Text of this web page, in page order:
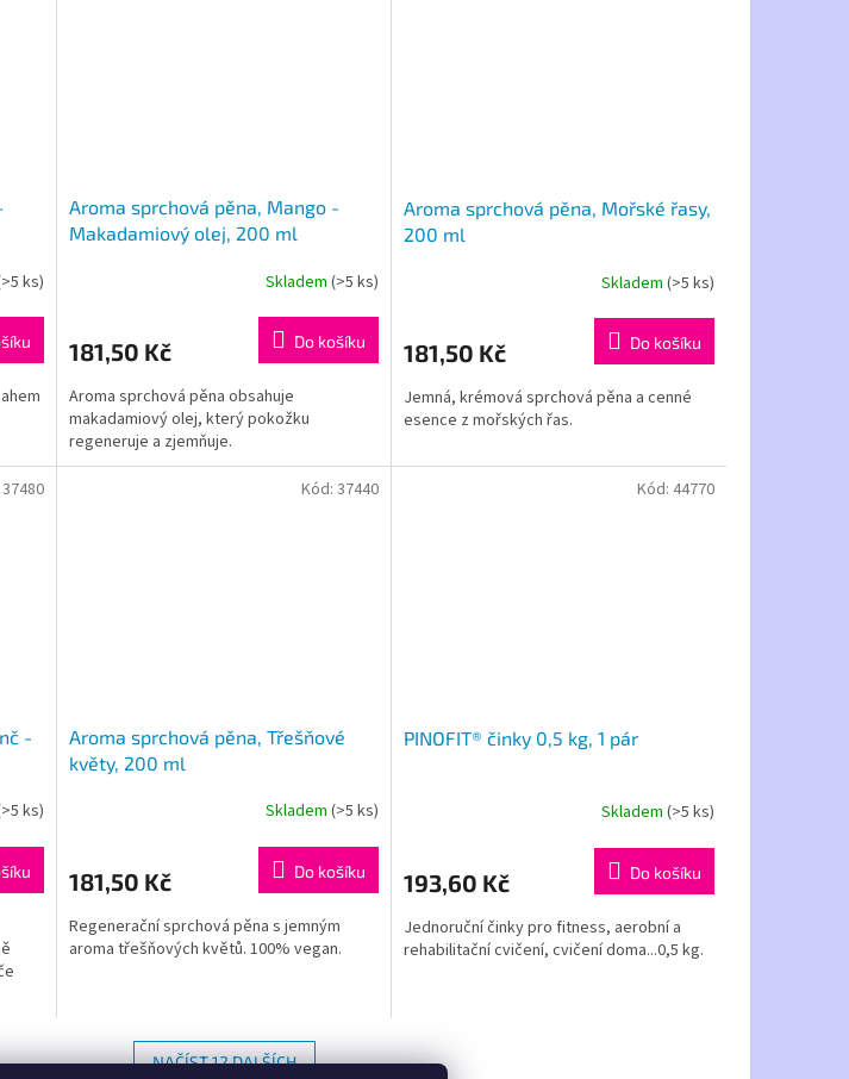
ks)
Aroma sprchová pěna, Mango -
Makadamiový olej, 200 ml
Skladem (>5 ks)
181,50 Kč Do košíku
Aroma sprchová pěna obsahuje
makadamiový olej, který pokožku
regeneruje a zjemňuje.
Aroma sprchová pěna, Mořské řasy,
200 ml
Skladem (>5 ks)
181,50 Kč Do košíku
Jemná, krémová sprchová pěna a cenné
esence z mořských řas.
-
ks)
37480
Aroma sprchová pěna, Třešňové
květy, 200 ml
Skladem (>5 ks)
181,50 Kč Do košíku
Regenerační sprchová pěna s jemným
aroma třešňových květů. 100% vegan.
Kód: 37440
PINOFIT® činky 0,5 kg, 1 pár
Skladem (>5 ks)
193,60 Kč Do košíku
Jednoruční činky pro fitness, aerobní a
rehabilitační cvičení, cvičení doma...0,5 kg.
Kód: 44770
NAČÍST 12 DALŠÍCH